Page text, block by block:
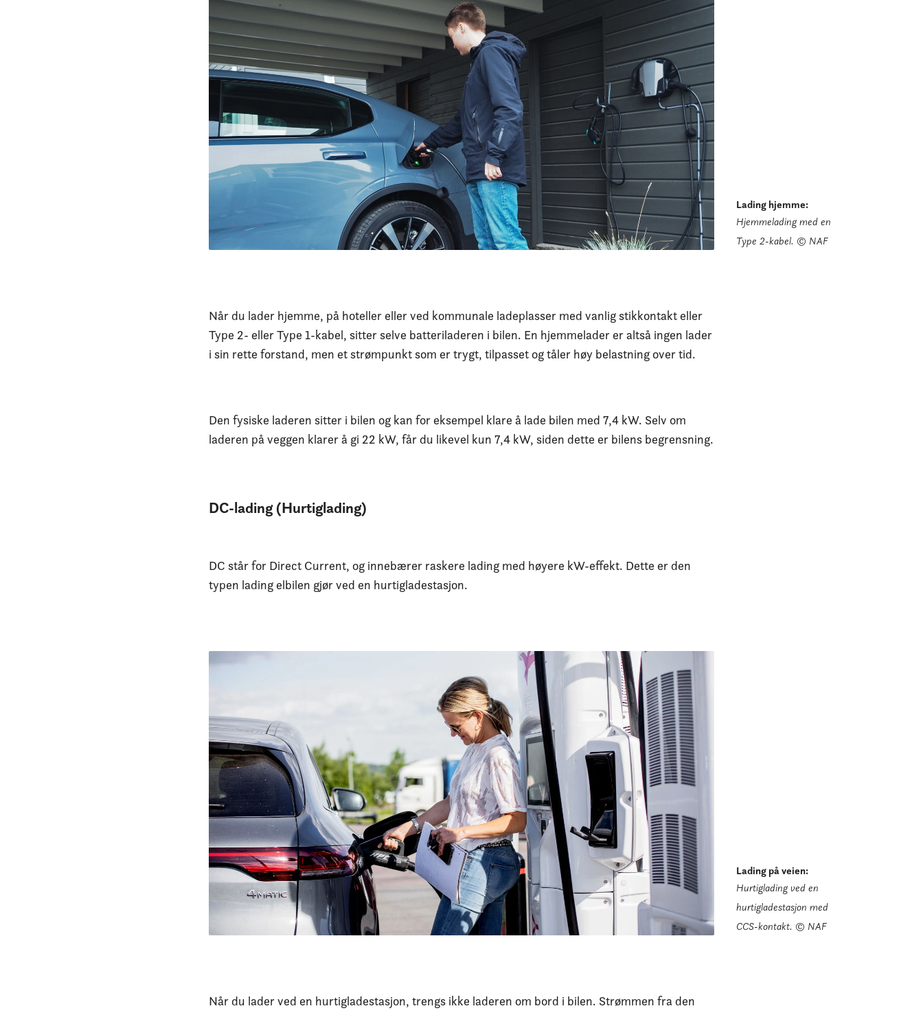
Lading hjemme:
Hjemmelading med en
Type 2-kabel. © NAF
Når du lader hjemme, på hoteller eller ved kommunale ladeplasser med vanlig stikkontakt eller
Type 2- eller Type 1-kabel, sitter selve batteriladeren i bilen. En hjemmelader er altså ingen lader
i sin rette forstand, men et strømpunkt som er trygt, tilpasset og tåler høy belastning over tid.
Den fysiske laderen sitter i bilen og kan for eksempel klare å lade bilen med 7,4 kW. Selv om
laderen på veggen klarer å gi 22 kW, får du likevel kun 7,4 kW, siden dette er bilens begrensning.
DC-lading (Hurtiglading)
DC står for Direct Current, og innebærer raskere lading med høyere kW-effekt. Dette er den
typen lading elbilen gjør ved en hurtigladestasjon.
Lading på veien:
Hurtiglading ved en
hurtigladestasjon med
CCS-kontakt. © NAF
Når du lader ved en hurtigladestasjon, trengs ikke laderen om bord i bilen. Strømmen fra den